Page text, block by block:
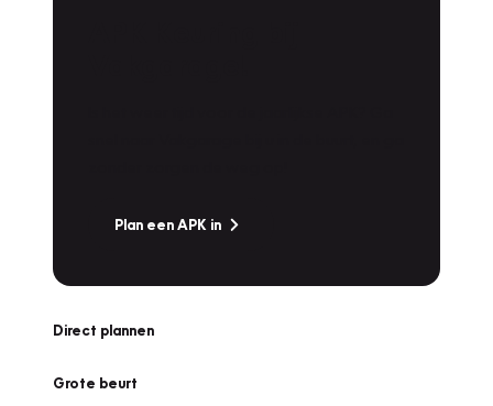
Plan een APK in
Direct plannen
Grote beurt